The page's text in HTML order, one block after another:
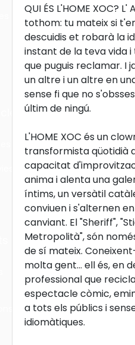
QUI ÉS L'HOME XOC? L'
tothom: tu mateix si
descuidis et robarà la
instant de la teva vida
que puguis reclamar. I
un altre i un altre en
sense fi que no
últim de ningú.
L'HOME XOC és un
transformista qüotidià
capacitat
anima i alenta una
íntims, un versàtil
conviuen i s'alternen
canviant. El "Sheriff",
Metropolità", són
de sí mateix.
molta gent... ell és, en
professional que
espectacle còmic,
a tots els públics i
idiomàtiques.